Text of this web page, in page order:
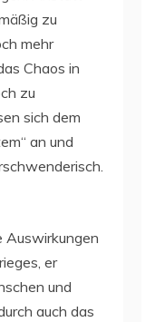
zu
mehr
Chaos in
zu
sich dem
an und
Auswirkungen
er
und
auch das